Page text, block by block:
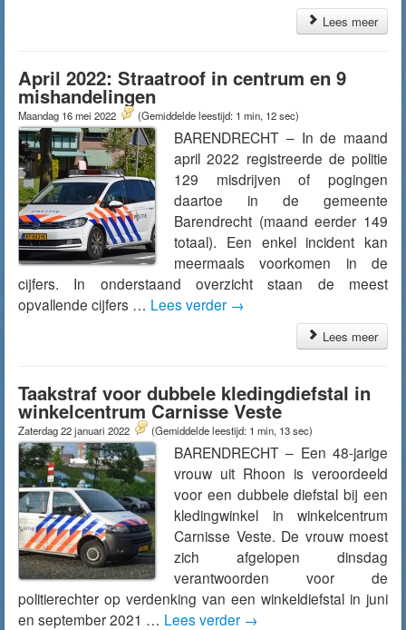
Lees meer
April 2022: Straatroof in centrum en 9
mishandelingen
Maandag 16 mei 2022 (Gemiddelde leestijd: 1 min, 12 sec)
BARENDRECHT – In de maand
april 2022 registreerde de politie
129 misdrijven of pogingen
daartoe in de gemeente
Barendrecht (maand eerder 149
totaal). Een enkel incident kan
meermaals voorkomen in de
cijfers. In onderstaand overzicht staan de meest
opvallende cijfers … Lees verder →
Lees meer
Taakstraf voor dubbele kledingdiefstal in
winkelcentrum Carnisse Veste
Zaterdag 22 januari 2022 (Gemiddelde leestijd: 1 min, 13 sec)
BARENDRECHT – Een 48-jarige
vrouw uit Rhoon is veroordeeld
voor een dubbele diefstal bij een
kledingwinkel in winkelcentrum
Carnisse Veste. De vrouw moest
zich afgelopen dinsdag
verantwoorden voor de
politierechter op verdenking van een winkeldiefstal in juni
en september 2021 … Lees verder →